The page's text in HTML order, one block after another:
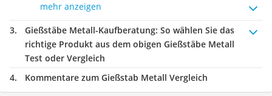
mehr anzeigen
Gießstäbe Metall-Kaufberatung: So wählen Sie das
richtige Produkt aus dem obigen Gießstäbe Metall
Test oder Vergleich
Kommentare zum Gießstab Metall Vergleich